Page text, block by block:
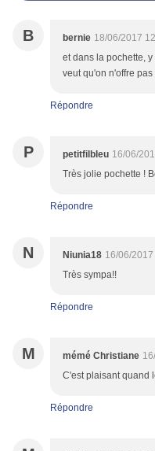
B bernie 18/06/2017
et dans la pochette,
veut qu'on n'offre
Répondre
P petitfilbleu 16/06/
Très jolie pochette !
Répondre
N Niunia18 16/06/
Très sympa!!
Répondre
M mémé Christiane
C'est plaisant quand
Répondre